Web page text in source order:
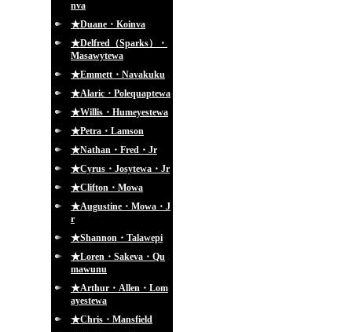
nva
★Duane・Koinva
★Delfred（Sparks）・
Masawytewa
★Emmett・Navakuku
★Alaric・Polequaptewa
★Willis・Humeyestewa
★Petra・Lamson
★Nathan・Fred・Jr
★Cyrus・Josytewa・Jr
★Clifton・Mowa
★Augustine・Mowa・J
r
★Shannon・Talawepi
★Loren・Sakeva・Qu
mawunu
★Arthur・Allen・Lom
ayestewa
★Chris・Mansfield